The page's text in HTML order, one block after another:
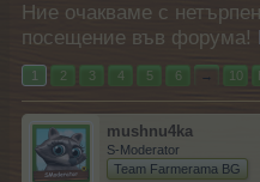
Ние очакваме с
посещение във форума!
1 2 3 4 5 6 → 10
mushnu4ka
S-Moderator
Team Farmerama BG